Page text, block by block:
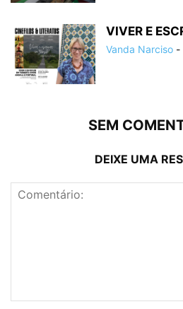
VIVER E
Vanda Narciso -
SEM
DEIXE UMA